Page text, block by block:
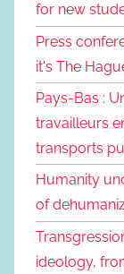
for new
Press
it's The
Pays-Bas :
travailleurs
transports
Humanity
of
ideology,